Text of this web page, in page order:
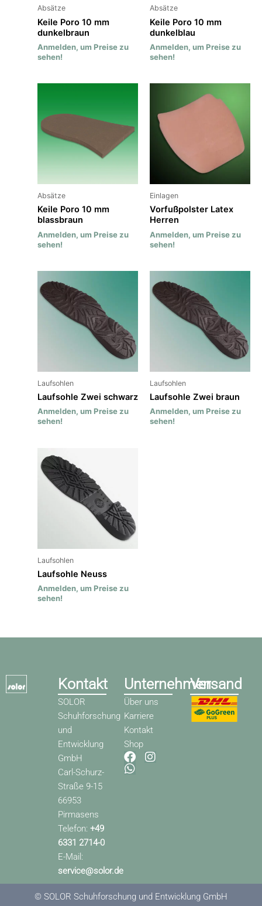
Absätze
Keile Poro 10 mm
dunkelbraun
Anmelden, um Preise zu
sehen!
Absätze
Keile Poro 10 mm
dunkelblau
Anmelden, um Preise zu
sehen!
Absätze
Keile Poro 10 mm
blassbraun
Anmelden, um Preise zu
sehen!
Einlagen
Vorfußpolster Latex
Herren
Anmelden, um Preise zu
sehen!
Laufsohlen
Laufsohle Zwei schwarz
Anmelden, um Preise zu
sehen!
Laufsohlen
Laufsohle Zwei braun
Anmelden, um Preise zu
sehen!
Laufsohlen
Laufsohle Neuss
Anmelden, um Preise zu
sehen!
Kontakt
SOLOR
Schuhforschung
und
Entwicklung
GmbH
Carl-Schurz-
Straße 9-15
66953
Pirmasens
Telefon:+49
6331 2714-0
E-Mail:
service@solor.de
Unternehmen
Über uns
Karriere
Kontakt
Shop
F
a
I
W
h
Versand
© SOLOR Schuhforschung und Entwicklung GmbH